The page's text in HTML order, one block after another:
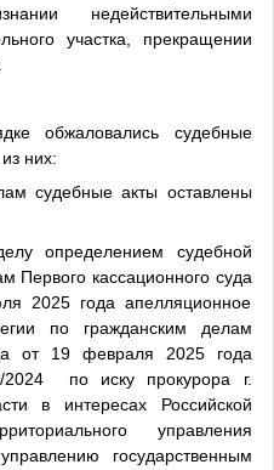
недействительными
участка, прекращении
обжаловались судебные
них:
судебные акты оставлены
определением судебной
Первого кассационного суда
2025 года апелляционное
по гражданским делам
от 19 февраля 2025 года
по иску прокурора г.
в интересах Российской
управления
государственным